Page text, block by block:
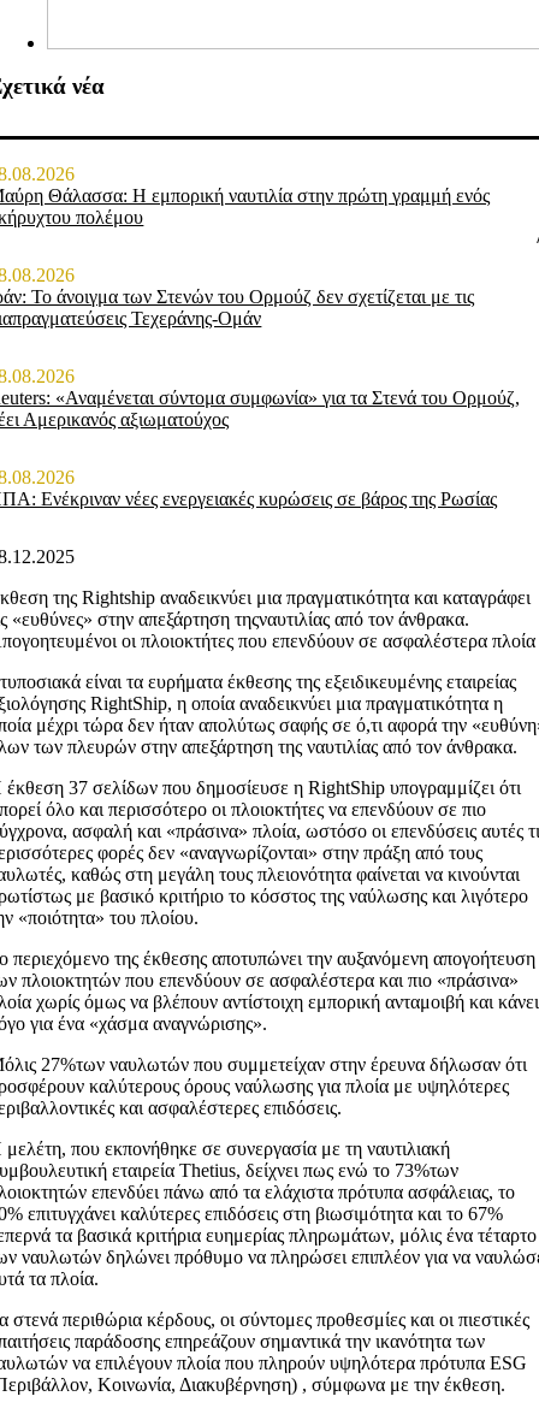
νέα
Θάλασσα: Η εμπορική ναυτιλία στην πρώτη γραμμή ενός
πολέμου
Το άνοιγμα των Στενών του Ορμούζ δεν σχετίζεται με τις
Τεχεράνης-Ομάν
«Αναμένεται σύντομα συμφωνία» για τα Στενά του Ορμούζ,
Αμερικανός αξιωματούχος
Ενέκριναν νέες ενεργειακές κυρώσεις σε βάρος της Ρωσίας
της Rightship αναδεικνύει μια πραγματικότητα και καταγράφει
«ευθύνες» στην απεξάρτηση τηςναυτιλίας από τον άνθρακα.
οι πλοιοκτήτες που επενδύουν σε ασφαλέστερα πλοία
είναι τα ευρήματα έκθεσης της εξειδικευμένης εταιρείας
RightShip, η οποία αναδεικνύει μια πραγματικότητα η
μέχρι τώρα δεν ήταν απολύτως σαφής σε ό,τι αφορά την
των πλευρών στην απεξάρτηση της ναυτιλίας από τον άνθρακα.
37 σελίδων που δημοσίευσε η RightShip υπογραμμίζει ότι
όλο και περισσότερο οι πλοιοκτήτες να επενδύουν σε πιο
ασφαλή και «πράσινα» πλοία, ωστόσο οι επενδύσεις αυτές
φορές δεν «αναγνωρίζονται» στην πράξη από τους
καθώς στη μεγάλη τους πλειονότητα φαίνεται να κινούνται
με βασικό κριτήριο το κόσστος της ναύλωσης και λιγότερο
«ποιότητα» του πλοίου.
περιεχόμενο της έκθεσης αποτυπώνει την αυξανόμενη απογοήτευση
πλοιοκτητών που επενδύουν σε ασφαλέστερα και πιο «πράσινα»
χωρίς όμως να βλέπουν αντίστοιχη εμπορική ανταμοιβή και κάνει
για ένα «χάσμα αναγνώρισης».
27%των ναυλωτών που συμμετείχαν στην έρευνα δήλωσαν ότι
καλύτερους όρους ναύλωσης για πλοία με υψηλότερες
και ασφαλέστερες επιδόσεις.
που εκπονήθηκε σε συνεργασία με τη ναυτιλιακή
εταιρεία Thetius, δείχνει πως ενώ το 73%των
επενδύει πάνω από τα ελάχιστα πρότυπα ασφάλειας, το
επιτυγχάνει καλύτερες επιδόσεις στη βιωσιμότητα και το 67%
τα βασικά κριτήρια ευημερίας πληρωμάτων, μόλις ένα τέταρτο
ναυλωτών δηλώνει πρόθυμο να πληρώσει επιπλέον για να
τα πλοία.
στενά περιθώρια κέρδους, οι σύντομες προθεσμίες και οι πιεστικές
παράδοσης επηρεάζουν σημαντικά την ικανότητα των
να επιλέγουν πλοία που πληρούν υψηλότερα πρότυπα ESG
Κοινωνία, Διακυβέρνηση) , σύμφωνα με την έκθεση.